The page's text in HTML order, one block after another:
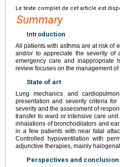
Le texte complet de cet article est
Summary
Introduction
All patients with asthma are at risk of
and/or to appreciate the severity of
emergency care and inappropriate
review focuses on the management
State of art
Lung mechanics and
presentation and severity criteria
severity and the assessment of
transfer to ward or intensive care
inhalations of bronchodilators and
in a few patients with near fatal
Controlled hypoventilation with
adjunctive therapies, mainly
Perspectives and conclusion